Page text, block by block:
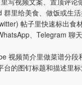
群里给美食、做饭或生
帖子里快速标出食
、Telegram 聊
视频简介里做菜谱分段
台的图钉标题和描述里